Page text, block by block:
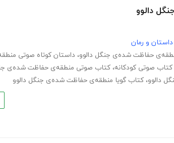
دالوو
و رمان
حفاظت شده‌ی جنگل دالوو، داستان کوتاه صوتی
کتاب صوتی کودکانه، کتاب صوتی منطقه‌ی حفاظت شده‌ی
دالوو، کتاب گویا منطقه‌ی حفاظت شده‌ی جنگل دالوو